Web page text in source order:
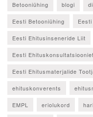
Betooniühing blogi
Eesti Betooniühing
Eesti Ehitusinseneride Liit
Eesti
Eesti Ehitusmaterjalide
ehituskonverents
EMPL eriolukord